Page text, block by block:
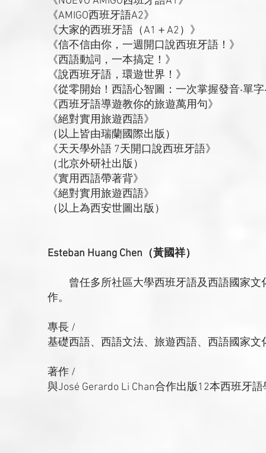
《AMIGO西班牙語A2》
《大家的西班牙語（A1＋A2）》
《信不信由你，一週開口說西班牙語！》
《西語動詞，一本搞定！》
《說西班牙語，環遊世界！》
《從零開始！西語心智圖：一次掌握發音‧單字
《西班牙語導遊教你的旅遊萬用句》
《絕對實用旅遊西語》
（以上皆由瑞蘭國際出版）
《天天學外語 7天開口說西班牙語》
（北京外研社出版）
《實用西語帶著背》
《絕對實用旅遊西語》
（以上為西安世圖出版）
Esteban Huang Chen（黃國祥）
曾任多所社區大學西班牙語及西語國家文
作。
專長 /
基礎西語、西語文法、旅遊西語、西語國家文
著作 /
與José Gerardo Li Chan合作出版12本西班牙